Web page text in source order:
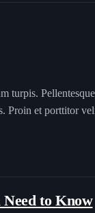
turpis.
Proin et porttitor
to Know